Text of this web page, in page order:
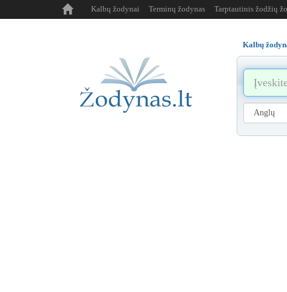
Kalbų žodynai Terminų žodynas Tarptautinis žodžių
Kalbų